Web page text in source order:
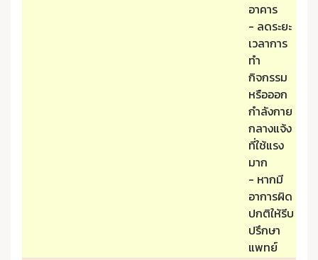
อาคาร
- ลดระยะ
เวลาการ
ทำ
กิจกรรม
หรือออก
กำลังกาย
กลางแจ้ง
ที่ใช้แรง
มาก
- หากมี
อาการผิด
ปกติให้รีบ
ปรึกษา
แพทย์